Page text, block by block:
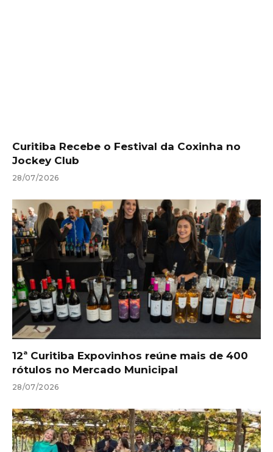
Curitiba Recebe o Festival da Coxinha no
Jockey Club
28/07/2026
12ª Curitiba Expovinhos reúne mais de 400
rótulos no Mercado Municipal
28/07/2026